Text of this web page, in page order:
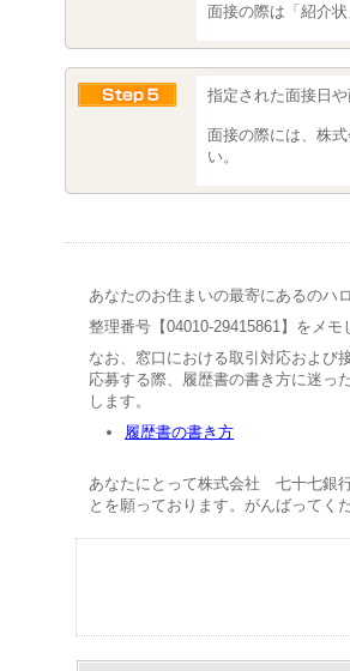
面接の際は「紹介
指定された面接日
面接の際には、株
い。
あなたのお住まいの最寄にあるのハ
整理番号【04010-29415861】をメ
なお、窓口における取引対応およ
応募する際、履歴書の書き方に迷っ
します。
履歴書の書き方
あなたにとって株式会社 七十七銀
とを願っております。がんばってく